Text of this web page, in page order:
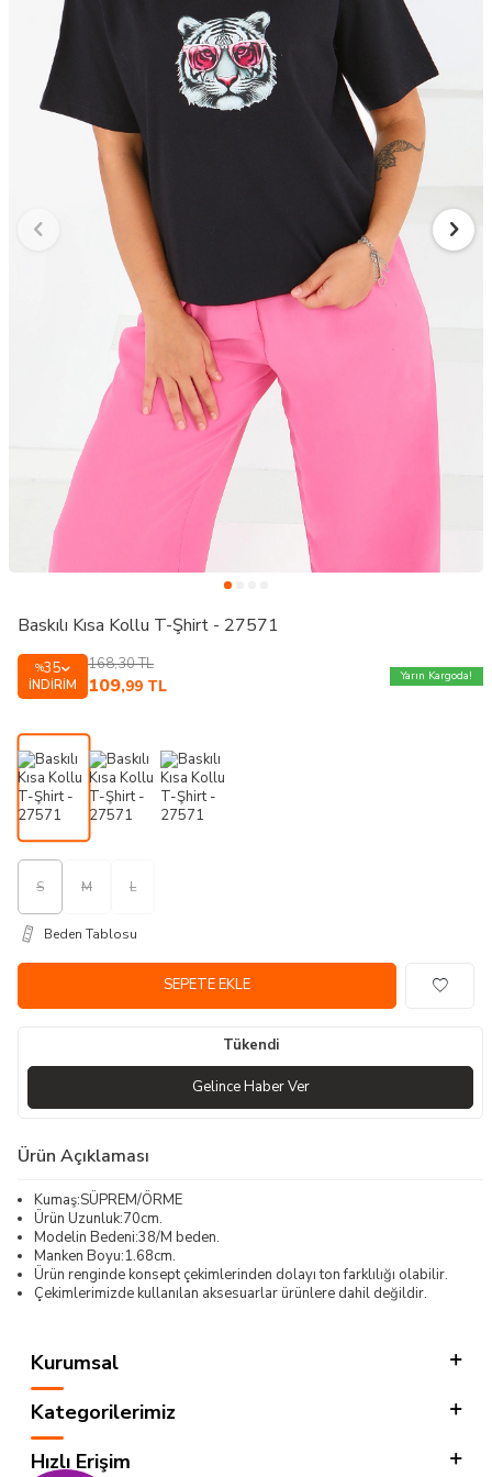
Baskılı Kısa Kollu T-Şhirt - 27571
%35
İNDIRIM
168,30TL
109,99 TL
Yarın Kargoda!
S M L
Beden Tablosu
SEPETE EKLE
Tükendi
Gelince Haber Ver
Ürün Açıklaması
Kumaş:SÜPREM/ÖRME
Ürün Uzunluk:70cm.
Modelin Bedeni:38/M beden.
Manken Boyu:1.68cm.
Ürün renginde konsept çekimlerinden dolayı ton farklılığı olabilir.
Çekimlerimizde kullanılan aksesuarlar ürünlere dahil değildir.
Kurumsal
Kategorilerimiz
Hızlı Erişim